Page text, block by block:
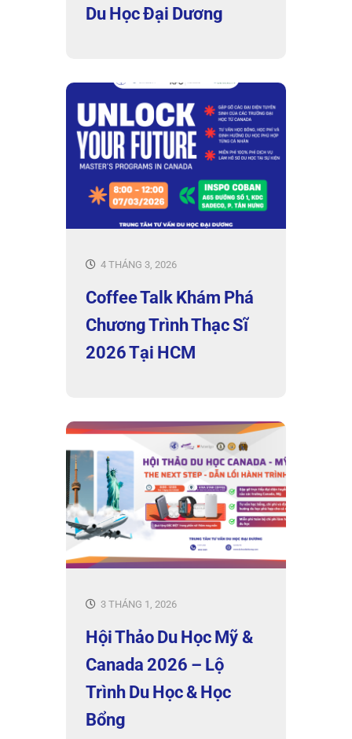
Du Học Đại Dương
4 THÁNG 3, 2026
Coffee Talk Khám Phá
Chương Trình Thạc Sĩ
2026 Tại HCM
3 THÁNG 1, 2026
Hội Thảo Du Học Mỹ &
Canada 2026 – Lộ
Trình Du Học & Học
Bổng